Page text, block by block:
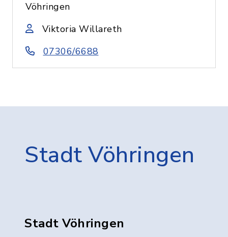
Vöhringen
Viktoria Willareth
07306/6688
Stadt Vöhringen
Stadt Vöhringen